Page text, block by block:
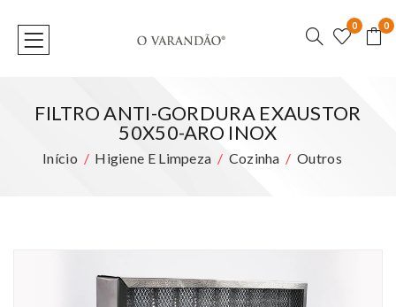
0 0
FILTRO ANTI-GORDURA EXAUSTOR
50X50-ARO INOX
Início Higiene E Limpeza Cozinha Outros